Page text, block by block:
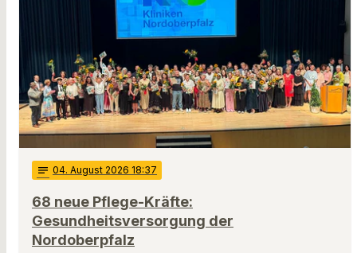
notes 04. August 2026 18:37
68 neue Pflege-Kräfte:
Gesundheitsversorgung der
Nordoberpfalz